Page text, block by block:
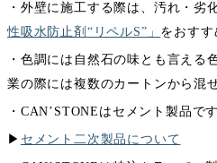
・外壁に施工する際は、汚れ・劣
性吸水防止剤“リペルS”」 をおすす
・色調には自然石の味とも言える
業の際には複数のカートンから混
・CAN’STONEはセメント製品で
▶︎ セメント二次製品について